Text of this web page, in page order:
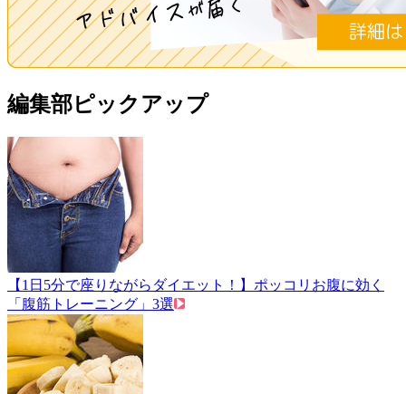
編集部ピックアップ
【1日5分で座りながらダイエット！】ポッコリお腹に効く
「腹筋トレーニング」3選